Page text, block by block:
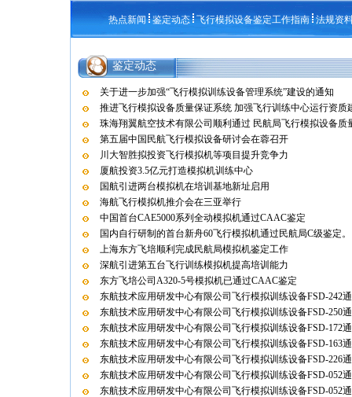
热点新闻 鉴定动态 飞行模拟设备鉴定工作指南 法规资
鉴定动态
关于进一步加强“飞行模拟训练设备管理系统”建设的通知
推进飞行模拟设备质量保证系统 加强飞行训练中心运行资质
珠海翔翼航空技术有限公司顺利通过 民航局飞行模拟设备质
第五届中国民航飞行模拟设备研讨会在蓉召开
川大智胜拟投资飞行模拟机等项目提升竞争力
厦航投资3.5亿元打造模拟机训练中心
国航引进两台模拟机在培训基地新址启用
海航飞行模拟机推介会在三亚举行
中国首台CAE5000系列全动模拟机通过CAAC鉴定
国内自行研制的首台新舟60飞行模拟机通过民航局C级鉴定。
上海东方飞培顺利完成民航局模拟机鉴定工作
深航引进第五台飞行训练模拟机提高培训能力
东方飞培公司A320-5号模拟机已通过CAAC鉴定
东航技术应用研发中心有限公司飞行模拟训练设备FSD-242
东航技术应用研发中心有限公司飞行模拟训练设备FSD-250
东航技术应用研发中心有限公司飞行模拟训练设备FSD-172
东航技术应用研发中心有限公司飞行模拟训练设备FSD-163
东航技术应用研发中心有限公司飞行模拟训练设备FSD-226
东航技术应用研发中心有限公司飞行模拟训练设备FSD-052
东航技术应用研发中心有限公司飞行模拟训练设备FSD-052